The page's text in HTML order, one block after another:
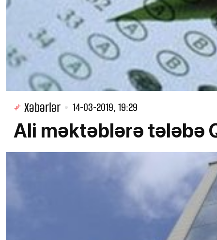
Xəbərlər 14-03-2019, 19:29
Ali məktəblərə tələbə